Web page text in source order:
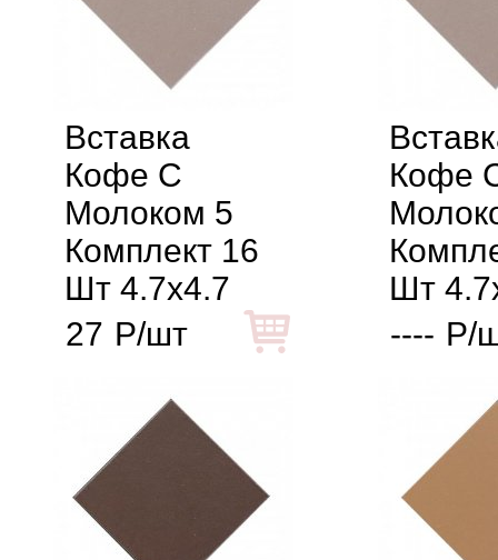
Вставка
Кофе С
Молоком 5
Комплект 16
Шт 4.7x4.7
27 Р/шт
Кофе
Шт
---- Р/